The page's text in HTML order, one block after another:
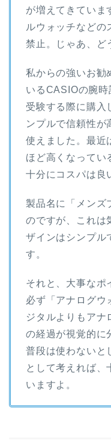
が増えてきていま
ルウォッチなどの
禁止。じゃあ、ど
私からの強いお勧
いるCASIOの腕
受験する際に購入
ンプルで信頼性が
使えました。最近
ほど高くなってい
十分にコスパは良
製品名に「メンズ
のですが、これは
ザインはシンプル
す。
それと、大事なポ
必ず「アナログウ
ジタルよりもアナ
の経過が視覚的に
普段は使わないと
として考えれば、
いますよ。